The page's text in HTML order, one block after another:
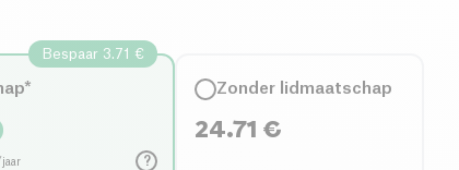
?
Bespaar 3.71 €
Zonder lidmaatschap
24.71 €